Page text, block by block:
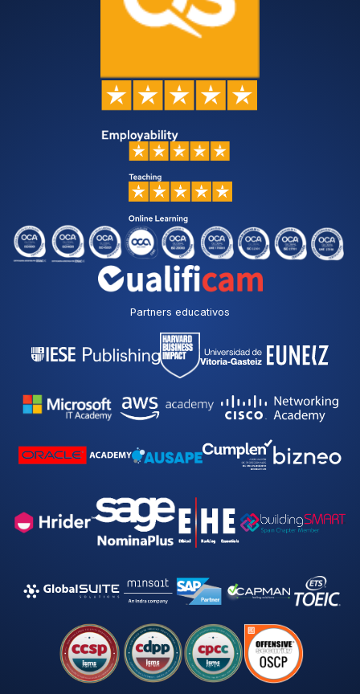
Partners educativos